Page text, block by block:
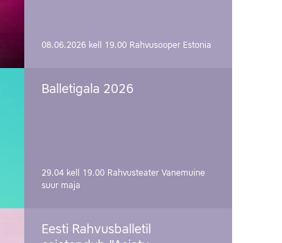
08.06.2026 kell 19.00 Rahvusooper Estonia
Balletigala 2026
29.04 kell 19.00 Rahvusteater Vanemuine
suur maja
Eesti Rahvusballetil